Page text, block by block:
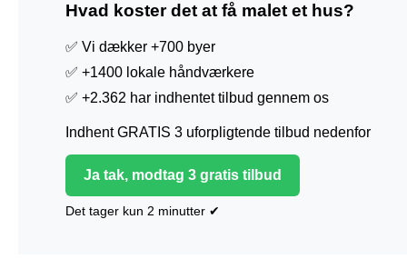
Hvad koster det at få malet et hus?
✅ Vi dækker +700 byer
✅ +1400 lokale håndværkere
✅ +2.362 har indhentet tilbud gennem os
Indhent GRATIS 3 uforpligtende tilbud nedenfor
Ja tak, modtag 3 gratis tilbud
Det tager kun 2 minutter ✔